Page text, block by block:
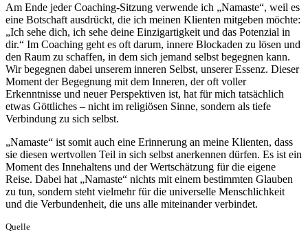
Am Ende jeder Coaching-Sitzung verwende ich „Namaste“, weil es
eine Botschaft ausdrückt, die ich meinen Klienten mitgeben möchte:
„Ich sehe dich, ich sehe deine Einzigartigkeit und das Potenzial in
dir.“ Im Coaching geht es oft darum, innere Blockaden zu lösen und
den Raum zu schaffen, in dem sich jemand selbst begegnen kann.
Wir begegnen dabei unserem inneren Selbst, unserer Essenz. Dieser
Moment der Begegnung mit dem Inneren, der oft voller
Erkenntnisse und neuer Perspektiven ist, hat für mich tatsächlich
etwas Göttliches – nicht im religiösen Sinne, sondern als tiefe
Verbindung zu sich selbst.
„Namaste“ ist somit auch eine Erinnerung an meine Klienten, dass
sie diesen wertvollen Teil in sich selbst anerkennen dürfen. Es ist ein
Moment des Innehaltens und der Wertschätzung für die eigene
Reise. Dabei hat „Namaste“ nichts mit einem bestimmten Glauben
zu tun, sondern steht vielmehr für die universelle Menschlichkeit
und die Verbundenheit, die uns alle miteinander verbindet.
Quelle